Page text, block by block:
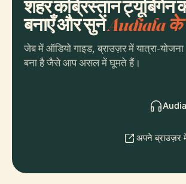
शहर कब्रिस्तान ट्यूबिंगेन
बनाएँ और सुनेंAudiala के
जेब में ऑडियो गाइड, ब्राउज़र में यात्रा-
बना है जैसे आप असल में घूमते हैं।
अपने ब्राउज़र